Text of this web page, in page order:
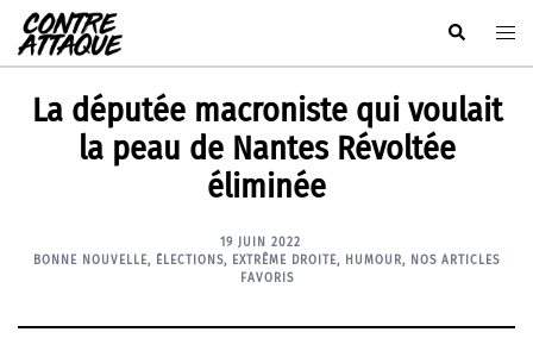
Aller
au
contenu
Rechercher
La députée macroniste qui voulait
la peau de Nantes Révoltée
éliminée
19 JUIN 2022
BONNE NOUVELLE, ÉLECTIONS, EXTRÊME DROITE, HUMOUR, NOS ARTICLES
FAVORIS